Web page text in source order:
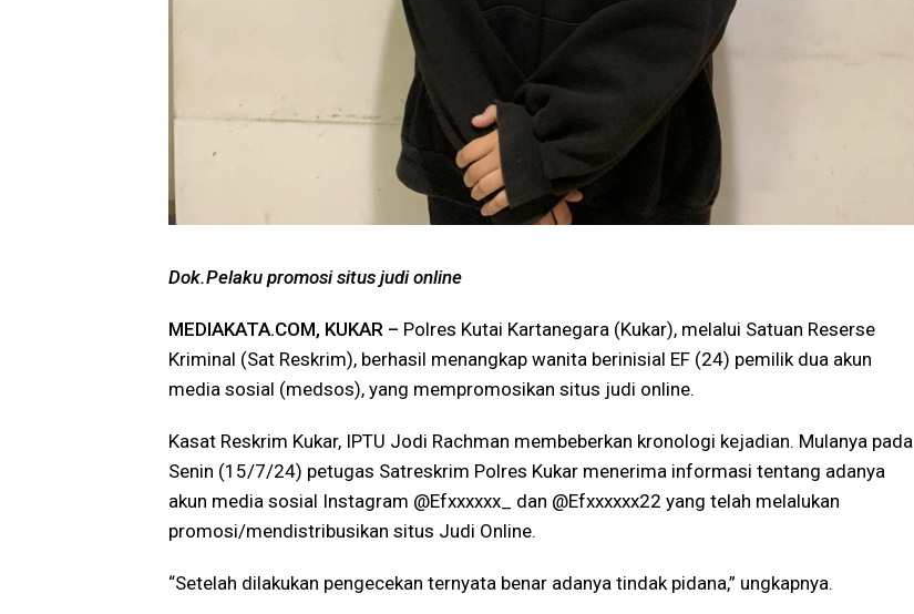
Dok.Pelaku promosi situs judi online
MEDIAKATA.COM, KUKAR – Polres Kutai Kartanegara (Kukar), melalui Satuan Reserse
Kriminal (Sat Reskrim), berhasil menangkap wanita berinisial EF (24) pemilik dua akun
media sosial (medsos), yang mempromosikan situs judi online.
Kasat Reskrim Kukar, IPTU Jodi Rachman membeberkan kronologi kejadian. Mulanya pada
Senin (15/7/24) petugas Satreskrim Polres Kukar menerima informasi tentang adanya
akun media sosial Instagram @Efxxxxxx_ dan @Efxxxxxx22 yang telah melalukan
promosi/mendistribusikan situs Judi Online.
“Setelah dilakukan pengecekan ternyata benar adanya tindak pidana,” ungkapnya.